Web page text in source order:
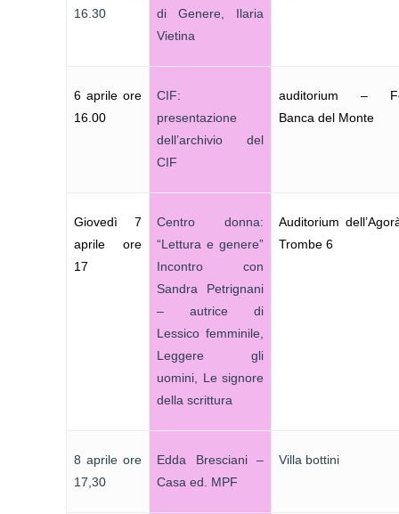
16.30
di Genere, Ilaria
Vietina
6 aprile ore
16.00
CIF:
presentazione
dell’archivio del
CIF
auditorium –
Banca del Monte
Giovedì 7
aprile ore
17
Centro donna:
“Lettura e genere”
Incontro con
Sandra Petrignani
– autrice di
Lessico femminile,
Leggere gli
uomini, Le signore
della scrittura
Auditorium
Trombe 6
8 aprile ore
17,30
Edda Bresciani –
Casa ed. MPF
Villa bottini